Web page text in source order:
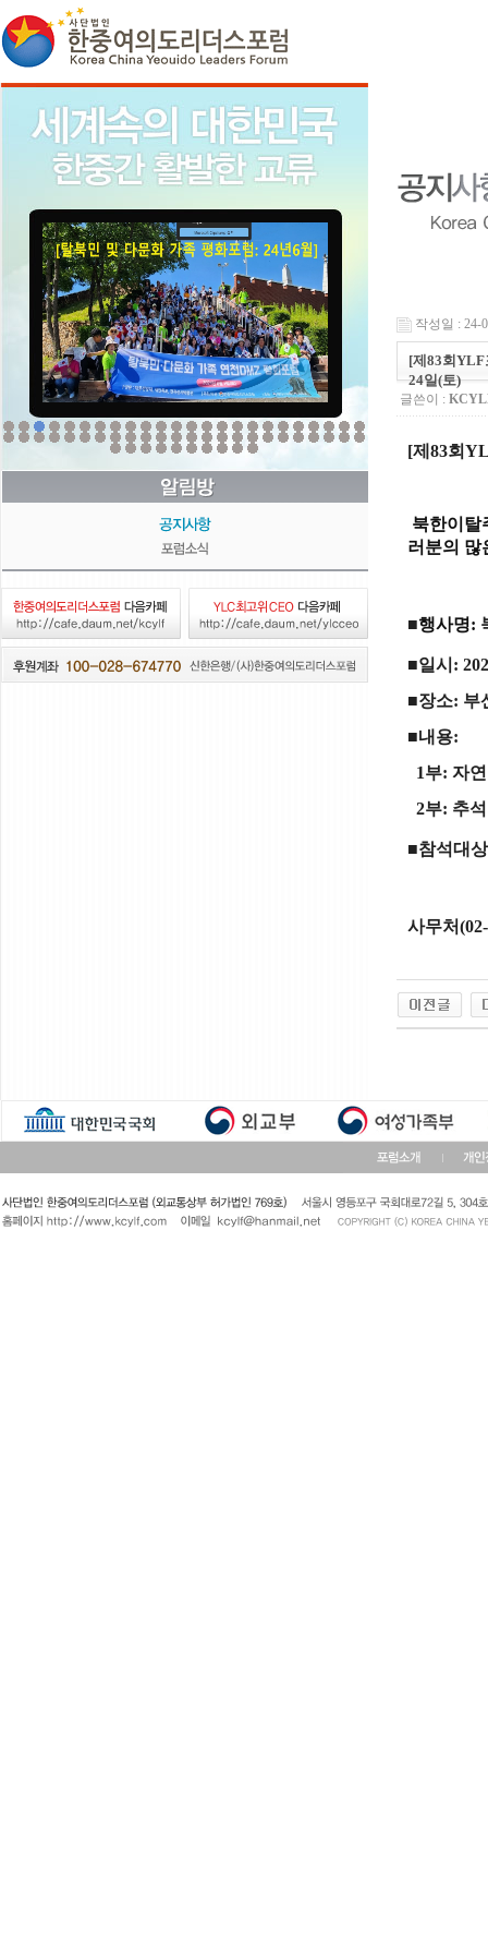
작성일 : 24-
[제83회YLF
24일(토)
글쓴이 :
[제83회
북한이탈
러분의 많
■행사명:
■일시 :
■장소: 부
■내용:
1부: 자
2부: 추
■참석대상
사무처